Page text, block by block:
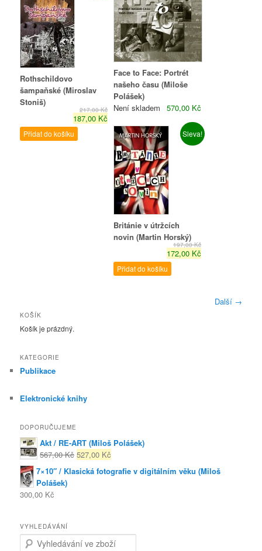
Rothschildovo
šampaňské (Miroslav
Stoniš)
217,00 Kč
187,00 Kč
Přidat do košíku
Face to Face: Portrét
našeho času (Miloše
Polášek)
570,00 Kč
Není skladem
Sleva!
Británie v útržcích
novin (Martin Horský)
197,00 Kč
172,00 Kč
Přidat do košíku
Další →
KOŠÍK
Košík je prázdný.
KATEGORIE
Publikace
Elektronické knihy
DOPORUČUJEME
Akt / RE-ART (Miloš Polášek)
567,00 Kč 527,00 Kč
7×10″ / Klasická fotografie v digitálním věku (Miloš
Polášek)
300,00 Kč
VYHLEDÁVÁNÍ
Search for: